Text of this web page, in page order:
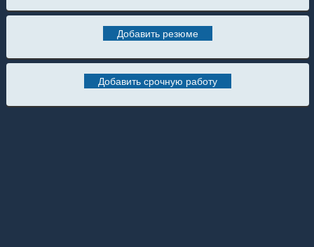
Добавить резюме
Добавить срочную работу